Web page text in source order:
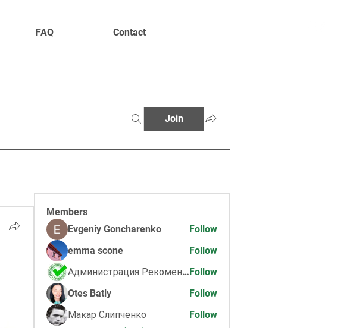
FAQ Contact
Join
Members
Evgeniy Goncharenko
Follow
emma scone
Follow
Администрация РекомендуетFollow
Otes Batly
Follow
Макар Слипченко
Follow